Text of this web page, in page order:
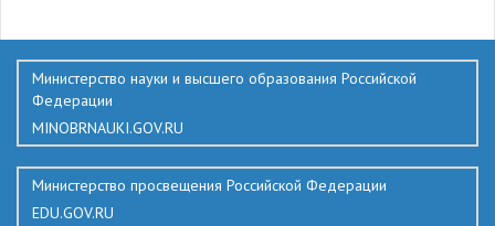
Министерство науки и высшего образования Российской
Федерации
MINOBRNAUKI.GOV.RU
Министерство просвещения Российской Федерации
EDU.GOV.RU